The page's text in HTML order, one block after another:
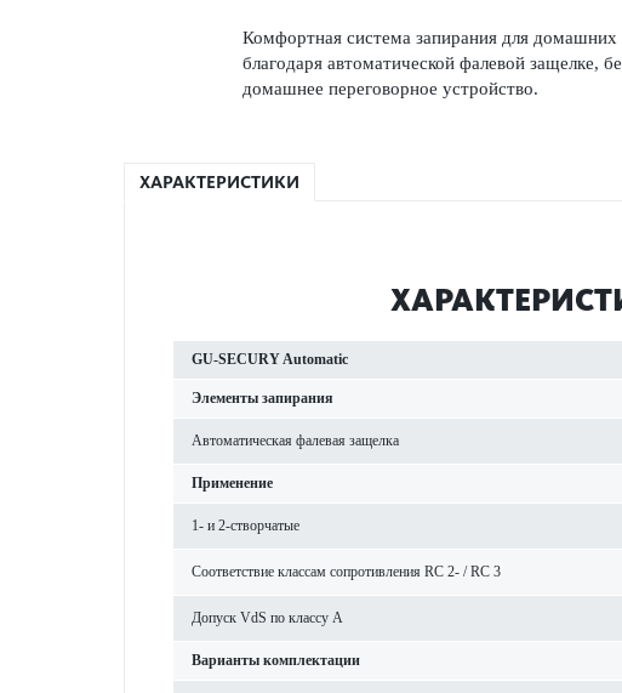
Комфортная сис­тема запирания для дом­ашних
благодаря автом­ат­ической фал­евой защелке,
дом­ашнее пер­еговорное устройство.
ХАРАКТЕРИСТИКИ
GU-SECURY Automatic
Элементы запирания
Автом­ат­ическая фал­евая защелка
Применение
1- и 2-створ­чатые
Соотв­е­тствие классам сопрот­ив­ления RC 2- / RC 3
Допуск VdS по классу А
Вар­ианты комплектации